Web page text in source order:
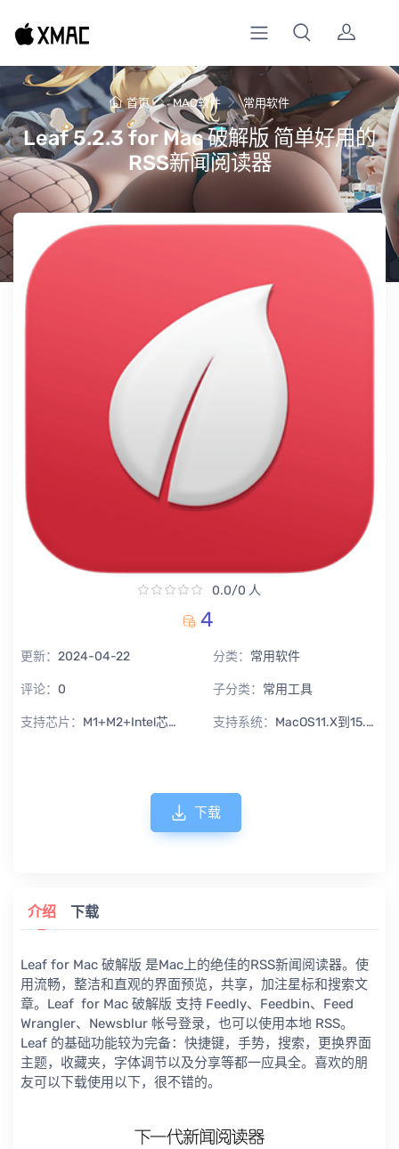
首页 MAC软件 常用软件
Leaf 5.2.3 for Mac 破解版 简单好用的
RSS新闻阅读器
0.0/0 人
4
更新： 2024-04-22 分类： 常用软件
评论： 0 子分类： 常用工具
支持芯片： M1+M2+Intel芯片通用 支持系统： MacOS11.X到15.X Sequoia
下载
介绍 下载
Leaf for Mac 破解版 是Mac上的绝佳的RSS新闻阅读器。使
用流畅，整洁和直观的界面预览，共享，加注星标和搜索文
章。Leaf for Mac 破解版 支持 Feedly、Feedbin、Feed
Wrangler、Newsblur 帐号登录，也可以使用本地 RSS。
Leaf 的基础功能较为完备：快捷键，手势，搜索，更换界面
主题，收藏夹，字体调节以及分享等都一应具全。喜欢的朋
友可以下载使用以下，很不错的。